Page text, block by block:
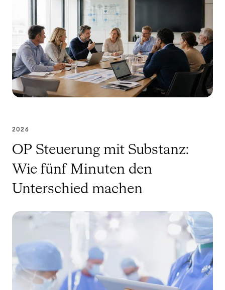
2026
OP Steuerung mit Substanz:
Wie fünf Minuten den
Unterschied machen